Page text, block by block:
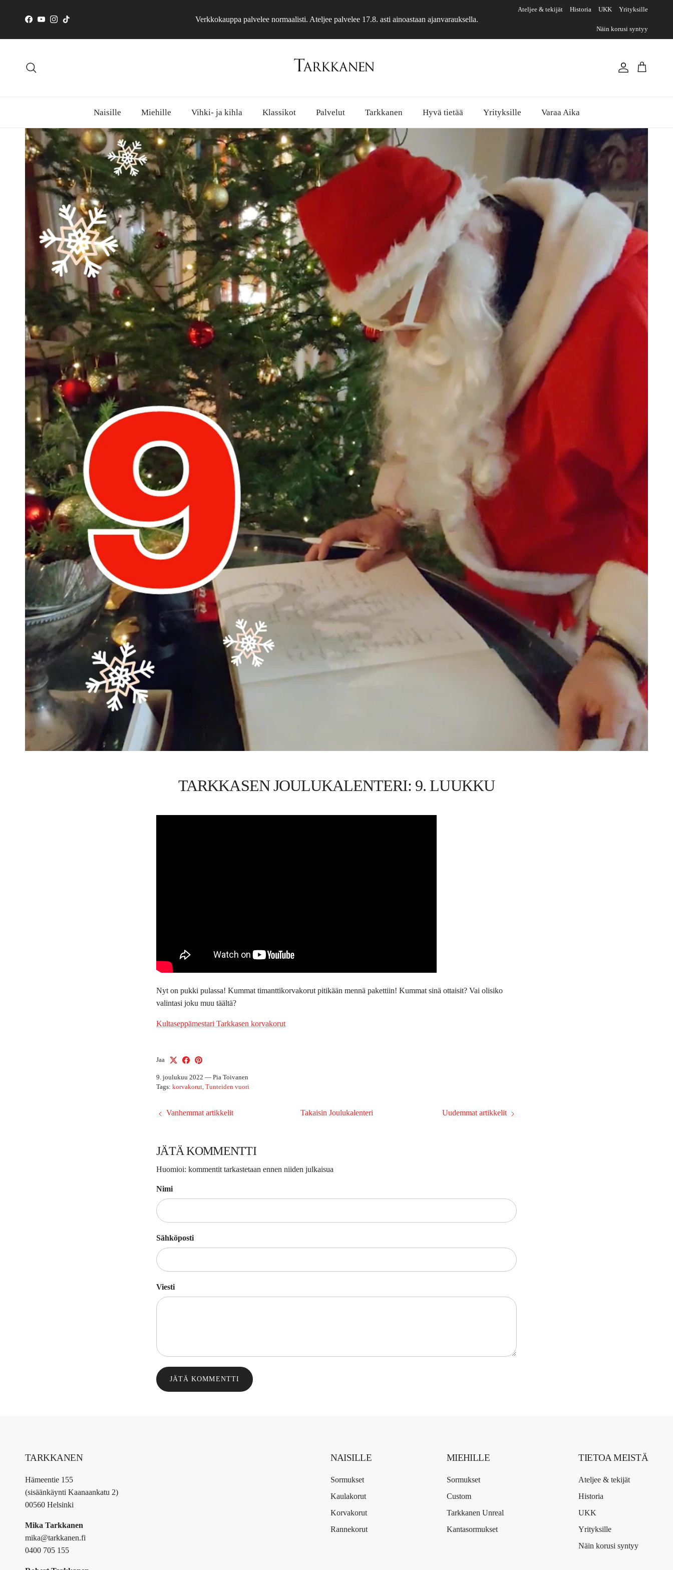
Facebook
YouTube
Instagram
TikTok Verkkokauppa palvelee normaalisti. Ateljee palvelee 17.8. asti ainoastaan ajanvarauksella.
Ateljee & tekijät Historia UKK Yrityksille
Näin korusi syntyy
Tili Ostoskori
Naisille Miehille Vihki- ja kihla Klassikot Palvelut Tarkkanen Hyvä tietää Yrityksille Varaa Aika
TARKKASEN JOULUKALENTERI: 9. LUUKKU
Nyt on pukki pulassa! Kummat timanttikorvakorut pitikään mennä pakettiin! Kummat sinä ottaisit? Vai olisiko
valintasi joku muu täältä?
Kultaseppämestari Tarkkasen korvakorut
Jaa
9. joulukuu 2022 — Pia Toivanen
Tags: korvakorut Tunteiden vuori
Vanhemmat artikkelit Takaisin Joulukalenteri Uudemmat artikkelit
JÄTÄ KOMMENTTI
Huomioi: kommentit tarkastetaan ennen niiden julkaisua
Nimi
Sähköposti
Viesti
JÄTÄ KOMMENTTI
TARKKANEN
Hämeentie 155
(sisäänkäynti Kaanaankatu 2)
00560 Helsinki
Mika Tarkkanen
mika@tarkkanen.fi
0400 705 155
NAISILLE
Sormukset
Kaulakorut
Korvakorut
Rannekorut
MIEHILLE
Sormukset
Custom
Tarkkanen Unreal
Kantasormukset
TIETOA MEISTÄ
Ateljee & tekijät
Historia
UKK
Yrityksille
Näin korusi syntyy